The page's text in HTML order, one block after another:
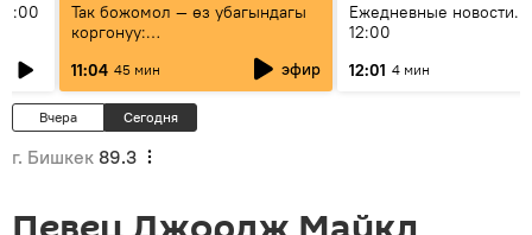
Так божомол — өз убагындагы
коргонуу:
гидрометеорологиялык кызмат
кантип өркүндөтүлүүдө
11:04 45 мин эфир
Ежедневные новости.
12:00
12:01 4 мин
Вчера Сегодня
г. Бишкек 89.3